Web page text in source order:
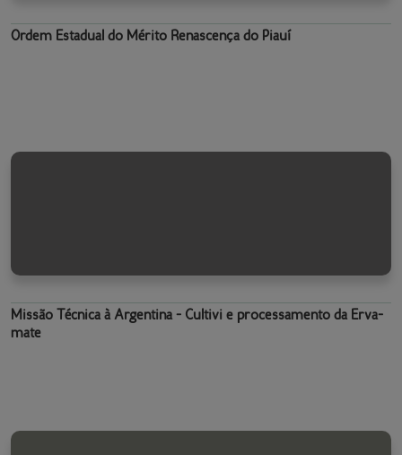
Ordem Estadual do Mérito Renascença do Piauí
Missão Técnica à Argentina - Cultivi e processamento da Erva-
mate